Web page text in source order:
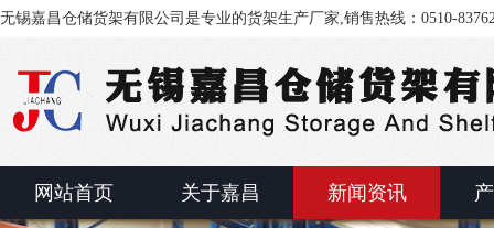
无锡嘉昌仓储货架有限公司是专业的货架生产厂家,销售热线：0510-
网站首页 关于嘉昌 新闻资讯